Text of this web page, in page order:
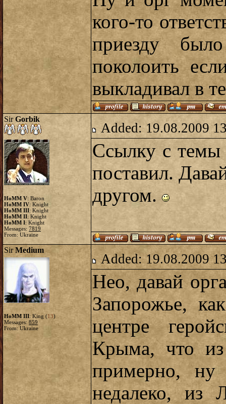
кого-то
приезду
поколоить
выкладивал в
SirGorbik
HoMM V: Baron
HoMM IV: Knight
HoMM III: Knight
HoMM II: Knight
HoMM I: Knight
Messages: 7819
From: Ukraine
Added: 19.08.2009
Ссылку с темы
поставил.
другом.
SirMedium
HoMM III: King (13)
Messages: 859
From: Ukraine
Added: 19.08.2009
Нео, давай
Запорожье,
центре
Крыма, что из
примерно,
недалеко, из